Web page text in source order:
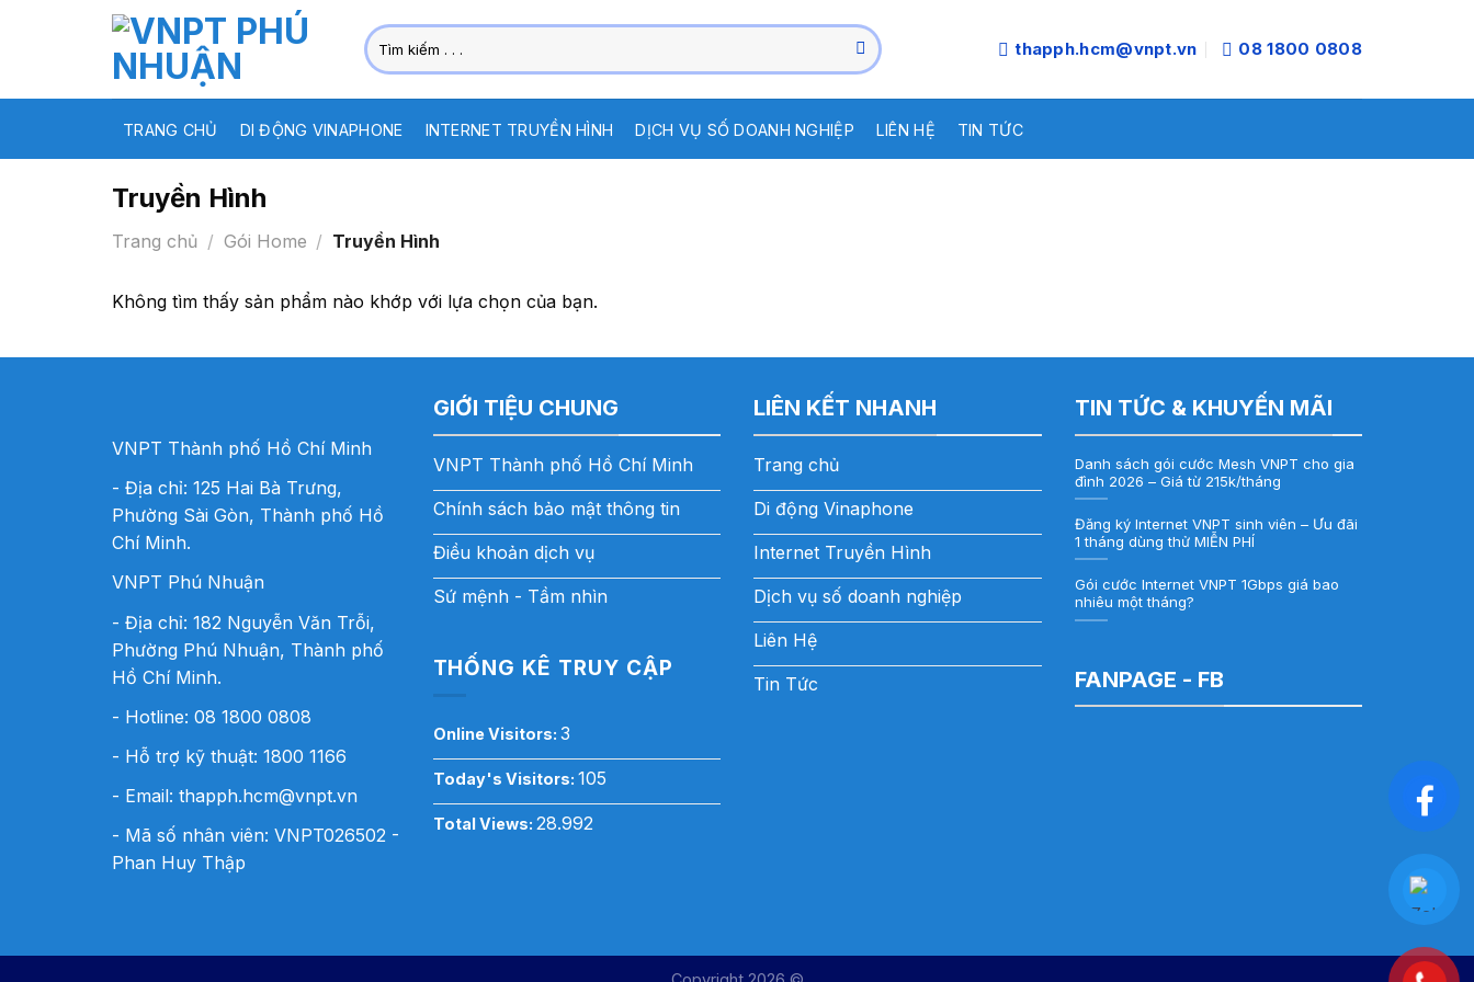
Tìm
kiếm:
thapph.hcm@vnpt.vn 08 1800 0808
TRANG CHỦ DI ĐỘNG VINAPHONE INTERNET TRUYỀN HÌNH DỊCH VỤ SỐ DOANH NGHIỆP LIÊN HỆ TIN TỨC
Truyền Hình
Trang chủ / Gói Home / Truyền Hình
Không tìm thấy sản phẩm nào khớp với lựa chọn của bạn.
VNPT Thành phố Hồ Chí Minh
- Địa chỉ: 125 Hai Bà Trưng,
Phường Sài Gòn, Thành phố Hồ
Chí Minh.
VNPT Phú Nhuận
- Địa chỉ: 182 Nguyễn Văn Trỗi,
Phường Phú Nhuận, Thành phố
Hồ Chí Minh.
- Hotline: 08 1800 0808
- Hỗ trợ kỹ thuật: 1800 1166
- Email: thapph.hcm@vnpt.vn
- Mã số nhân viên: VNPT026502 -
Phan Huy Thập
GIỚI TIỆU CHUNG
VNPT Thành phố Hồ Chí Minh
Chính sách bảo mật thông tin
Điều khoản dịch vụ
Sứ mệnh - Tầm nhìn
THỐNG KÊ TRUY CẬP
Online Visitors: 3
Today's Visitors: 105
Total Views: 28.992
LIÊN KẾT NHANH
Trang chủ
Di động Vinaphone
Internet Truyền Hình
Dịch vụ số doanh nghiệp
Liên Hệ
Tin Tức
TIN TỨC & KHUYẾN MÃI
Danh sách gói cước Mesh VNPT cho gia
đình 2026 – Giá từ 215k/tháng
Đăng ký Internet VNPT sinh viên – Ưu đãi
1 tháng dùng thử MIỄN PHÍ
Gói cước Internet VNPT 1Gbps giá bao
nhiêu một tháng?
FANPAGE - FB